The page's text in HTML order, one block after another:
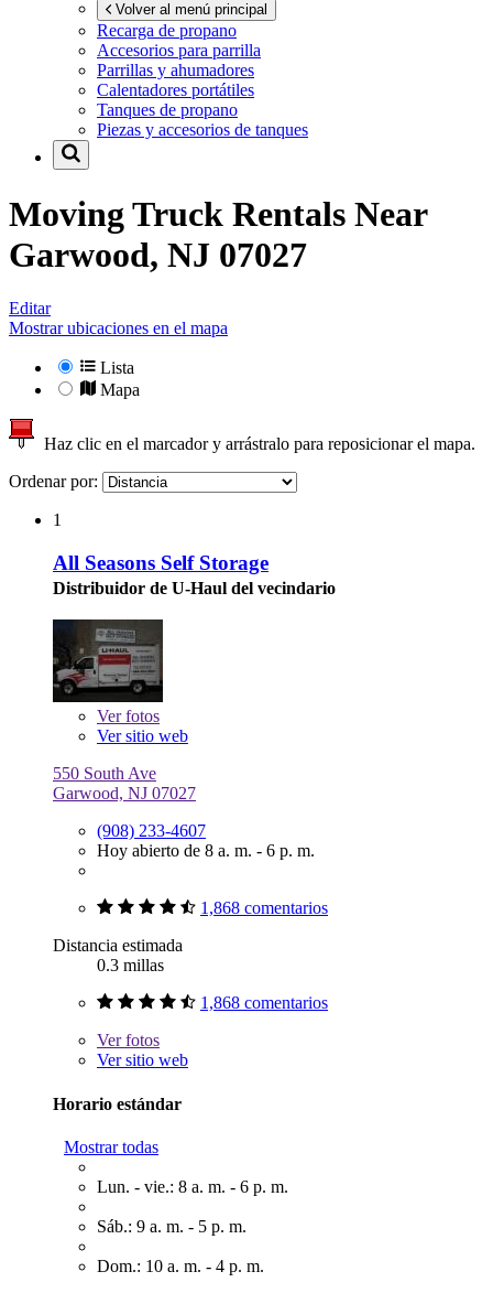
Volver al menú principal
Recarga de propano
Accesorios para parrilla
Parrillas y ahumadores
Calentadores portátiles
Tanques de propano
Piezas y accesorios de tanques
Moving Truck Rentals Near
Garwood, NJ 07027
Editar
Mostrar ubicaciones en el mapa
Lista
Mapa
Haz clic en el marcador y arrástralo para reposicionar el mapa.
Ordenar por:
1
All Seasons Self Storage
Distribuidor de U-Haul del vecindario
Verfotos
Ver sitio web
550 South Ave
Garwood, NJ 07027
(908) 233-4607
Hoy abierto de 8 a. m. - 6 p. m.
1,868 comentarios
Distancia estimada
0.3 millas
1,868 comentarios
Verfotos
Ver sitio web
Horario estándar
Mostrar todas
Lun. - vie.: 8 a. m. - 6 p. m.
Sáb.: 9 a. m. - 5 p. m.
Dom.: 10 a. m. - 4 p. m.